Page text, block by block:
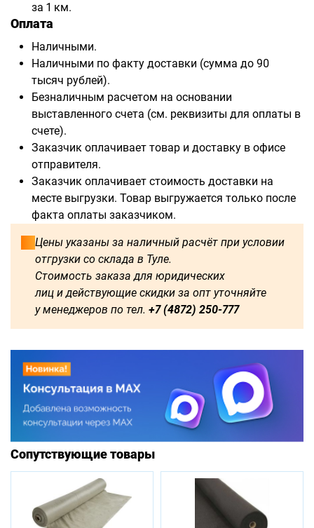
за 1 км.
Оплата
Наличными.
Наличными по факту доставки (сумма до 90
тысяч рублей).
Безналичным расчетом на основании
выставленного счета (см. реквизиты для оплаты в
счете).
Заказчик оплачивает товар и доставку в офисе
отправителя.
Заказчик оплачивает стоимость доставки на
месте выгрузки. Товар выгружается только после
факта оплаты заказчиком.
Цены указаны за наличный расчёт при условии
отгрузки со склада в Туле.
Стоимость заказа для юридических
лиц и действующие скидки за опт уточняйте
у менеджеров по тел. +7 (4872) 250-777
750
1800 2000
2500 2750 3000 3250
3500 3750 4000 4250
4500 4750 5000 5250
5500 5750 6000 500
Сопутствующие товары